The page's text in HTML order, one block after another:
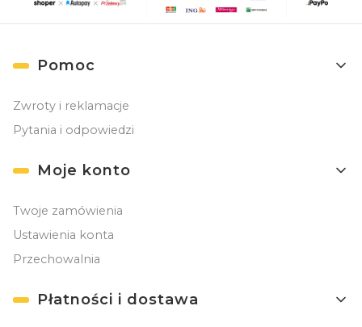
Linki w stopce
Pomoc
Zwroty i reklamacje
Pytania i odpowiedzi
Moje konto
Twoje zamówienia
Ustawienia konta
Przechowalnia
Płatności i dostawa